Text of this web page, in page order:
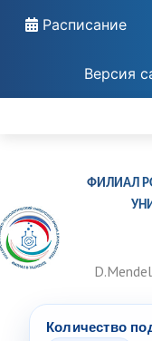
Расписание
Версия
ФИЛИАЛ
Количество